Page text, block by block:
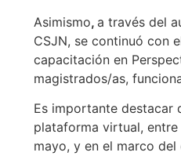
Asimismo, a través del
CSJN, se continuó con
capacitación en
magistrados/as,
Es importante destacar
plataforma virtual,
mayo, y en el marco